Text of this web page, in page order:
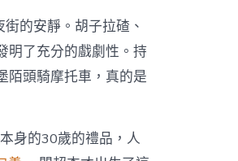
的安靜。胡子拉碴、
明了充分的戲劇性。持
陌頭騎摩托車，真的是
身的30歲的禮品，人